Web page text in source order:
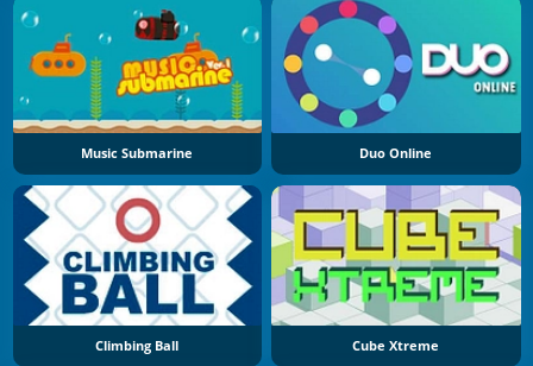
Music Submarine Duo Online
Climbing Ball Cube Xtreme